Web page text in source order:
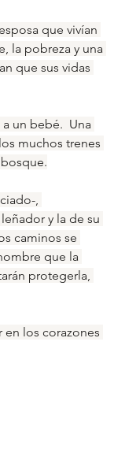
que vivían
la pobreza y una
que sus vidas
un bebé.  Una
muchos trenes
,
y la de su
caminos se
que la
protegerla,
en los corazones